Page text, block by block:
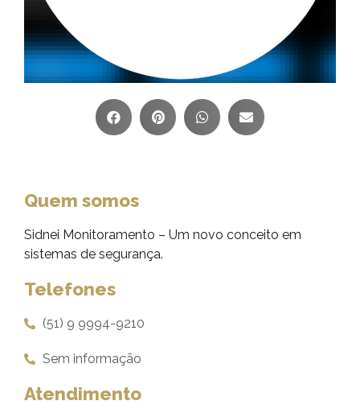
Quem somos
Sidnei Monitoramento – Um novo conceito em
sistemas de segurança.
Telefones
(51) 9 9994-9210
Sem informação
Atendimento